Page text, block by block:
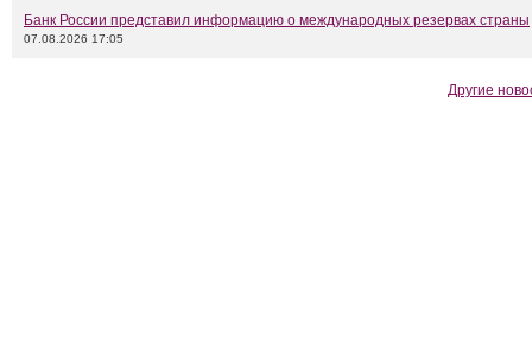
Банк России представил информацию о международных резервах страны
07.08.2026 17:05
Другие